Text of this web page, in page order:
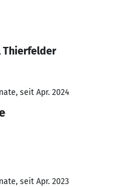
Thierfelder
seit Apr. 2024
seit Apr. 2023